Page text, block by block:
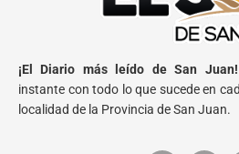
¡El Diario más leído de San Juan!
instante con todo lo que sucede en
localidad de la Provincia de San Juan.